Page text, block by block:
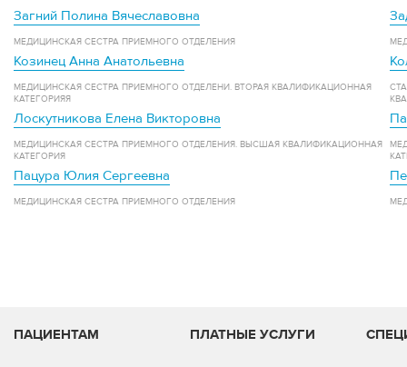
Загний Полина Вячеславовна
МЕДИЦИНСКАЯ СЕСТРА ПРИЕМНОГО ОТДЕЛЕНИЯ
Козинец Анна Анатольевна
МЕДИЦИНСКАЯ СЕСТРА ПРИЕМНОГО ОТДЕЛЕНИ. ВТОРАЯ КВАЛИФИКАЦИОННАЯ
КАТЕГОРИЯЯ
Лоскутникова Елена Викторовна
МЕДИЦИНСКАЯ СЕСТРА ПРИЕМНОГО ОТДЕЛЕНИЯ. ВЫСШАЯ КВАЛИФИКАЦИОННАЯ
КАТЕГОРИЯ
Пацура Юлия Сергеевна
МЕДИЦИНСКАЯ СЕСТРА ПРИЕМНОГО ОТДЕЛЕНИЯ
ПАЦИЕНТАМ ПЛАТНЫЕ УСЛУГИ